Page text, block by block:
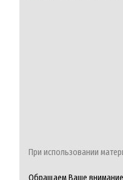
При использовании
Обращаем Ваше внимание